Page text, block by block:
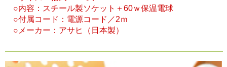
○内容：スチール製ソケット＋60ｗ保温電球
○付属コード：電源コード／2ｍ
○メーカー：アサヒ（日本製）